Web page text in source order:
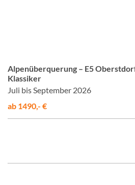
Alpenüberquerung – E5
Klassiker
Juli bis September 2026
ab 1490,- €